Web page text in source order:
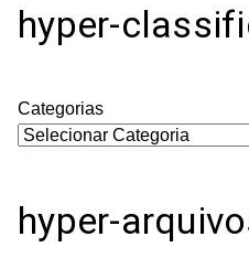
hyper-
Categorias
hyper-